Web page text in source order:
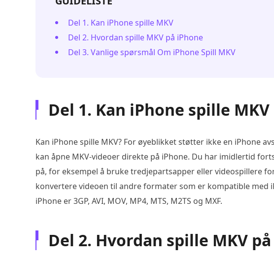
Del 1. Kan iPhone spille MKV
Del 2. Hvordan spille MKV på iPhone
Del 3. Vanlige spørsmål Om iPhone Spill MKV
Del 1. Kan iPhone spille MKV
Kan iPhone spille MKV? For øyeblikket støtter ikke en iPhone
kan åpne MKV-videoer direkte på iPhone. Du har imidlertid
på, for eksempel å bruke tredjepartsapper eller videospillere
konvertere videoen til andre formater som er kompatible med
iPhone er 3GP, AVI, MOV, MP4, MTS, M2TS og MXF.
Del 2. Hvordan spille MKV